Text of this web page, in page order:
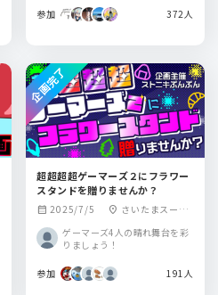
参加 372人
超超超超ゲーマーズ２にフラワー
スタンドを贈りませんか？
calendar_month 2025/7/5 location_on さいたまスーパ
ゲーマーズ4人の晴れ舞台を彩
りましょう！
参加 191人
企画完了